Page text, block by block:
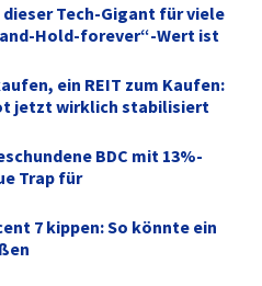
Tech-Gigant für viele
Hold-forever“-Wert ist
ein REIT zum Kaufen:
jetzt wirklich stabilisiert
BDC mit 13%-
Trap für
7 kippen: So könnte ein